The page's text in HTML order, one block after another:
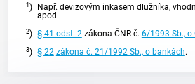
1)
Např. devizovým inkasem dlužníka,
apod.
2) § 41 odst. 2zákona ČNR č. 6/1993 Sb., o
3) § 22 zákona č. 21/1992 Sb., o bankách.